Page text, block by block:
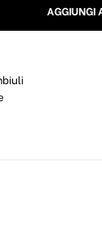
AGGIUNGI